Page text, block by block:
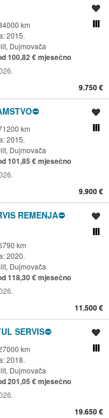
km
2015.
Dujmovača
100,82 € mjesečno
9.750 €
km
2015.
Dujmovača
101,85 € mjesečno
9.900 €
REMENJA⛔️
km
2020.
Dujmovača
118,30 € mjesečno
11.500 €
SERVIS⛔️
km
2018.
Dujmovača
201,05 € mjesečno
19.650 €